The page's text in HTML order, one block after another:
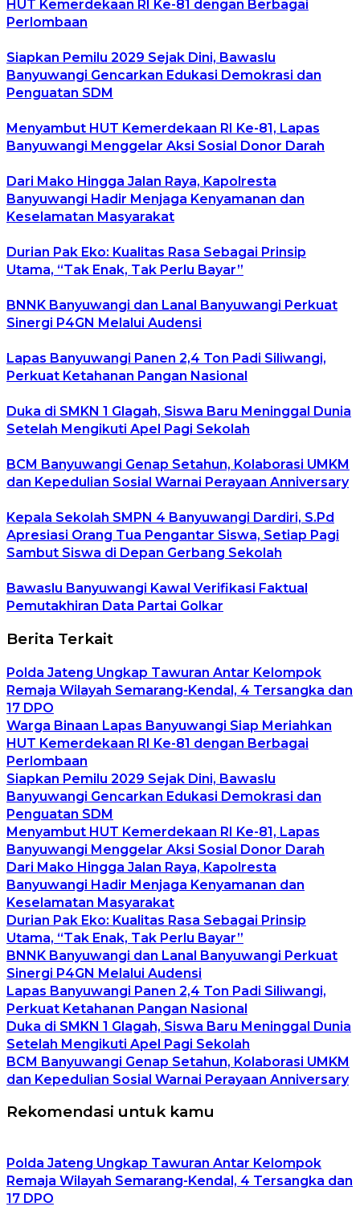
HUT Kemerdekaan RI Ke-81 dengan Berbagai
Perlombaan
Siapkan Pemilu 2029 Sejak Dini, Bawaslu
Banyuwangi Gencarkan Edukasi Demokrasi dan
Penguatan SDM
Menyambut HUT Kemerdekaan RI Ke-81, Lapas
Banyuwangi Menggelar Aksi Sosial Donor Darah
Dari Mako Hingga Jalan Raya, Kapolresta
Banyuwangi Hadir Menjaga Kenyamanan dan
Keselamatan Masyarakat
Durian Pak Eko: Kualitas Rasa Sebagai Prinsip
Utama, “Tak Enak, Tak Perlu Bayar”
BNNK Banyuwangi dan Lanal Banyuwangi Perkuat
Sinergi P4GN Melalui Audensi
Lapas Banyuwangi Panen 2,4 Ton Padi Siliwangi,
Perkuat Ketahanan Pangan Nasional
Duka di SMKN 1 Glagah, Siswa Baru Meninggal Dunia
Setelah Mengikuti Apel Pagi Sekolah
BCM Banyuwangi Genap Setahun, Kolaborasi UMKM
dan Kepedulian Sosial Warnai Perayaan Anniversary
Kepala Sekolah SMPN 4 Banyuwangi Dardiri, S.Pd
Apresiasi Orang Tua Pengantar Siswa, Setiap Pagi
Sambut Siswa di Depan Gerbang Sekolah
Bawaslu Banyuwangi Kawal Verifikasi Faktual
Pemutakhiran Data Partai Golkar
Berita Terkait
Polda Jateng Ungkap Tawuran Antar Kelompok
Remaja Wilayah Semarang-Kendal, 4 Tersangka dan
17 DPO
Warga Binaan Lapas Banyuwangi Siap Meriahkan
HUT Kemerdekaan RI Ke-81 dengan Berbagai
Perlombaan
Siapkan Pemilu 2029 Sejak Dini, Bawaslu
Banyuwangi Gencarkan Edukasi Demokrasi dan
Penguatan SDM
Menyambut HUT Kemerdekaan RI Ke-81, Lapas
Banyuwangi Menggelar Aksi Sosial Donor Darah
Dari Mako Hingga Jalan Raya, Kapolresta
Banyuwangi Hadir Menjaga Kenyamanan dan
Keselamatan Masyarakat
Durian Pak Eko: Kualitas Rasa Sebagai Prinsip
Utama, “Tak Enak, Tak Perlu Bayar”
BNNK Banyuwangi dan Lanal Banyuwangi Perkuat
Sinergi P4GN Melalui Audensi
Lapas Banyuwangi Panen 2,4 Ton Padi Siliwangi,
Perkuat Ketahanan Pangan Nasional
Duka di SMKN 1 Glagah, Siswa Baru Meninggal Dunia
Setelah Mengikuti Apel Pagi Sekolah
BCM Banyuwangi Genap Setahun, Kolaborasi UMKM
dan Kepedulian Sosial Warnai Perayaan Anniversary
Rekomendasi untuk kamu
Polda Jateng Ungkap Tawuran Antar Kelompok
Remaja Wilayah Semarang-Kendal, 4 Tersangka dan
17 DPO